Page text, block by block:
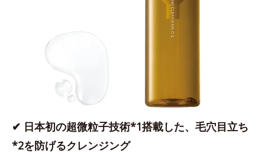
✔ 日本初の超微粒子技術*1搭載した、毛穴目立ち
*2を防げるクレンジング